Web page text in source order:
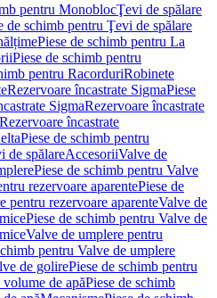
pentru MonoblocŢevi de spălare
de schimb pentru Ţevi de spălare
Piese de schimb pentru La
Piese de schimb pentru
pentru RacorduriRobinete
Rezervoare încastrate SigmaPiese
SigmaRezervoare încastrate
încastrate
Piese de schimb pentru
de spălareAccesoriiValve de
Piese de schimb pentru Valve
rezervoare aparentePiese de
pentru rezervoare aparenteValve de
Piese de schimb pentru Valve de
Valve de umplere pentru
pentru Valve de umplere
de golirePiese de schimb pentru
de apăPiese de schimb